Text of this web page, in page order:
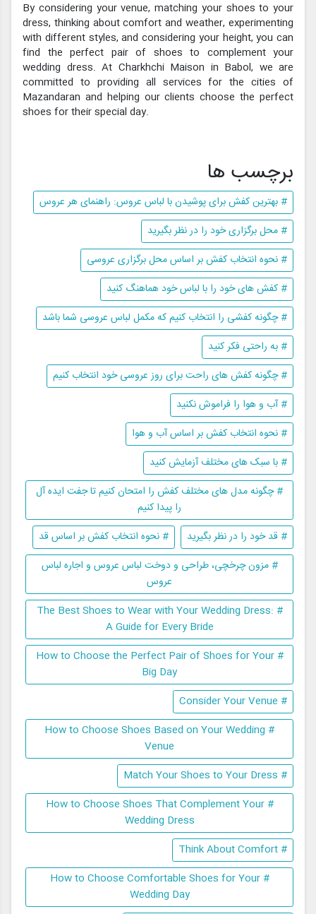
By considering your venue, matching your shoes to your
dress, thinking about comfort and weather, experimenting
with different styles, and considering your height, you can
find the perfect pair of shoes to complement your
wedding dress. At Charkhchi Maison in Babol, we are
committed to providing all services for the cities of
Mazandaran and helping our clients choose the perfect
shoes for their special day.
برچسب ها
# بهترین کفش برای پوشیدن با لباس عروس: راهنمای هر عروس
# محل برگزاری خود را در نظر بگیرید
# نحوه انتخاب کفش بر اساس محل برگزاری عروسی
# کفش های خود را با لباس خود هماهنگ کنید
# چگونه کفشی را انتخاب کنیم که مکمل لباس عروسی شما باشد
# به راحتی فکر کنید
# چگونه کفش های راحت برای روز عروسی خود انتخاب کنیم
# آب و هوا را فراموش نکنید
# نحوه انتخاب کفش بر اساس آب و هوا
# با سبک های مختلف آزمایش کنید
# چگونه مدل های مختلف کفش را امتحان کنیم تا جفت ایده آل
را پیدا کنیم
# قد خود را در نظر بگیرید
# نحوه انتخاب کفش بر اساس قد
# مزون چرخچی، طراحی و دوخت لباس عروس و اجاره لباس
عروس
# The Best Shoes to Wear with Your Wedding Dress:
A Guide for Every Bride
# How to Choose the Perfect Pair of Shoes for Your
Big Day
# Consider Your Venue
# How to Choose Shoes Based on Your Wedding
Venue
# Match Your Shoes to Your Dress
# How to Choose Shoes That Complement Your
Wedding Dress
# Think About Comfort
# How to Choose Comfortable Shoes for Your
Wedding Day